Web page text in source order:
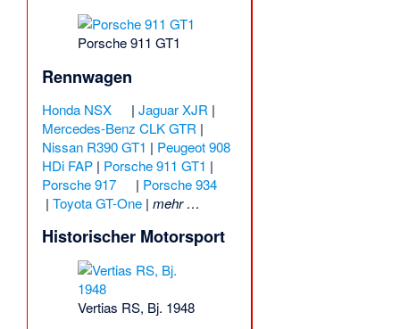
Porsche 911 GT1
Rennwagen
Honda NSX | Jaguar XJR |
Mercedes-Benz CLK GTR |
Nissan R390 GT1 | Peugeot 908
HDi FAP| Porsche 911 GT1 |
Porsche 917
| Porsche 934
| Toyota GT-One| mehr …
Historischer Motorsport
Vertias RS, Bj. 1948